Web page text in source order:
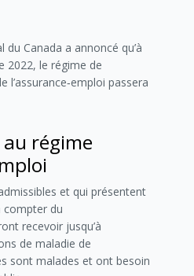
Canada a annoncé qu’à
2022, le régime de
l’assurance‑emploi passera
régime
et qui présentent
compter du
recevoir jusqu’à
de maladie de
sont malades et ont besoin